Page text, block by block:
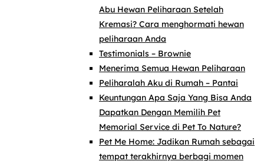
Abu Hewan Peliharaan Setelah
Kremasi? Cara menghormati hewan
peliharaan Anda
Testimonials – Brownie
Menerima Semua Hewan Peliharaan
Peliharalah Aku di Rumah – Pantai
Keuntungan Apa Saja Yang Bisa Anda
Dapatkan Dengan Memilih Pet
Memorial Service di Pet To Nature?
Pet Me Home: Jadikan Rumah sebagai
tempat terakhirnya berbagi momen